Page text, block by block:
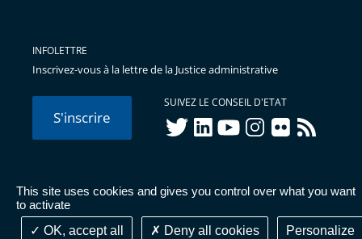
This site uses cookies and gives you control over what you want
to activate
OK, accept all
Deny all cookies Personalize
INFOLETTRE
Inscrivez-vous à la lettre de la Justice administrative
S'inscrire
SUIVEZ LE CONSEIL D'ETAT
twitterlinkedInyoutubeinstagram
flickr rss
© Conseil d'État 2026 - Mentions légales
Données
personnelles-Publications administratives-Accessibilité :
partiellement conforme